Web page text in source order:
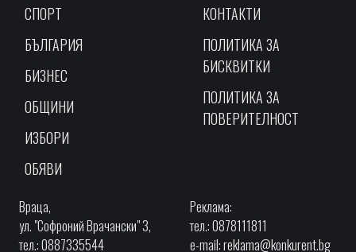
СПОРТ
БЪЛГАРИЯ
БИЗНЕС
ОБЩИНИ
ИЗБОРИ
ОБЯВИ
КОНТАКТИ
ПОЛИТИКА ЗА
БИСКВИТКИ
ПОЛИТИКА ЗА
ПОВЕРИТЕЛНОСТ
Враца,
ул. "Софроний Врачански" 3,
тел.: 0887335544
Реклама:
тел.: 0878111811
e-mail:reklama@konkurent.bg